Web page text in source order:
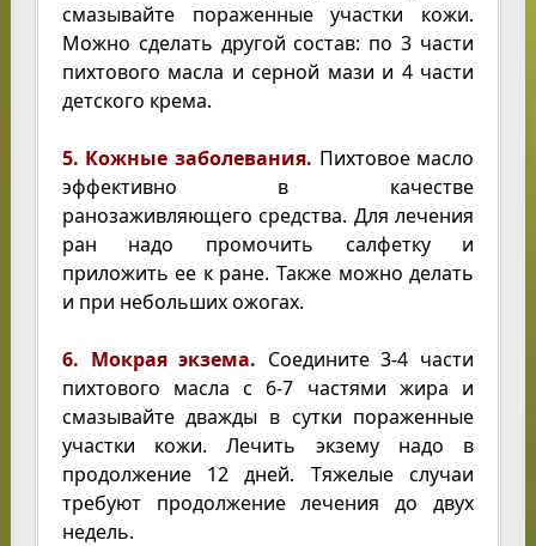
смазывайте пораженные участки кожи.
Можно сделать другой состав: по 3 части
пихтового масла и серной мази и 4 части
детского крема.
5. Кожные заболевания. Пихтовое масло
эффективно в качестве
ранозаживляющего средства. Для лечения
ран надо промочить салфетку и
приложить ее к ране. Также можно делать
и при небольших ожогах.
6. Мокрая экзема. Соедините 3-4 части
пихтового масла с 6-7 частями жира и
смазывайте дважды в сутки пораженные
участки кожи. Лечить экзему надо в
продолжение 12 дней. Тяжелые случаи
требуют продолжение лечения до двух
недель.